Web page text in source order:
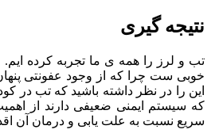
نتیجه گیری
تب و لرز را همه ی ما تجربه کرده
خوبی ست چرا که از وجود عفونتی
این را در نظر داشته باشید که تب در
که سیستم ایمنی ضعیفی دارند از
سریع نسبت به علت یابی و درمان آن